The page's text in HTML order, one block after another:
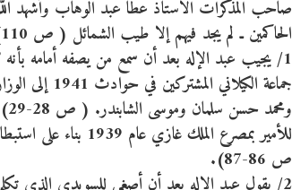
الحاكمين ـ لم يجد فيهم إلا طيب الشمائل ( ص 110):
1/ يجيب عبد الإله بعد أن سمع من يصفه أمامه
جماعة
للأمير بمصرع الملك
ص 86-87).